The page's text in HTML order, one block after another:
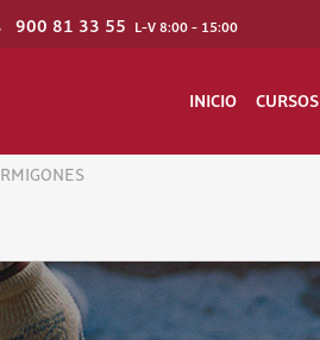
900 81 33 55 L-V 8:00 - 15:00
INICIO CURSOS